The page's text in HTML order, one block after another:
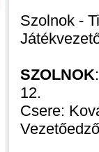
Szolnok -
SZOLNOK
12.
Csere: